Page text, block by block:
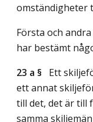
omständigheter
Första och
har bestämt
23 a § Ett
ett annat
till det, det är till
samma